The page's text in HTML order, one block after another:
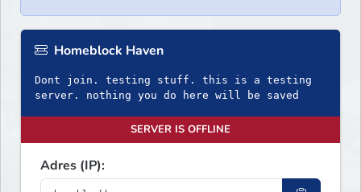
Homeblock Haven
Dont join. testing stuff. this is a testing
server. nothing you do here will be saved
SERVER IS OFFLINE
Adres (IP):